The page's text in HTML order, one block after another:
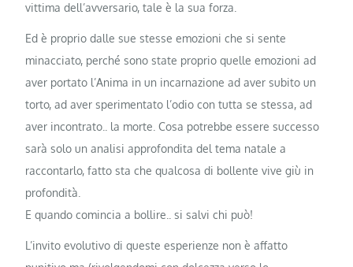
vittima dell’avversario, tale è la sua forza.
Ed è proprio dalle sue stesse emozioni che si sente
minacciato, perché sono state proprio quelle emozioni ad
aver portato l’Anima in un incarnazione ad aver subito un
torto, ad aver sperimentato l’odio con tutta se stessa, ad
aver incontrato.. la morte. Cosa potrebbe essere successo
sarà solo un analisi approfondita del tema natale a
raccontarlo, fatto sta che qualcosa di bollente vive giù in
profondità.
E quando comincia a bollire.. si salvi chi può!
L’invito evolutivo di queste esperienze non è affatto